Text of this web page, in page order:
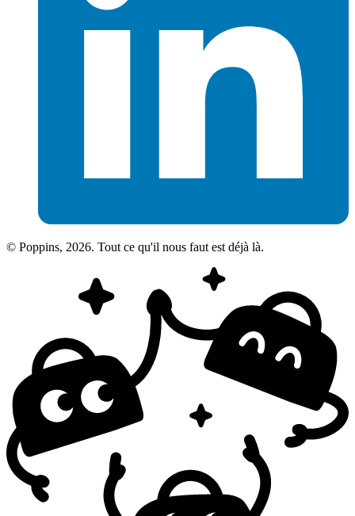
© Poppins, 2026. Tout ce qu'il nous faut est déjà là.